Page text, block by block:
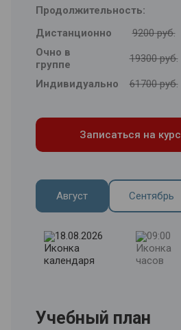
Продолжительность:
Дистанционно
9200 руб.
Очно в
группе
19300 руб.
Индивидуально 61700 руб.
Записаться на курс
Август Сентябрь
18.08.2026 09:00
Учебный план